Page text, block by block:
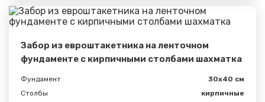
Забор из евроштакетника на ленточном
фундаменте с кирпичными столбами шахматка
Фундамент
30x40 см
Столбы
кирпичные